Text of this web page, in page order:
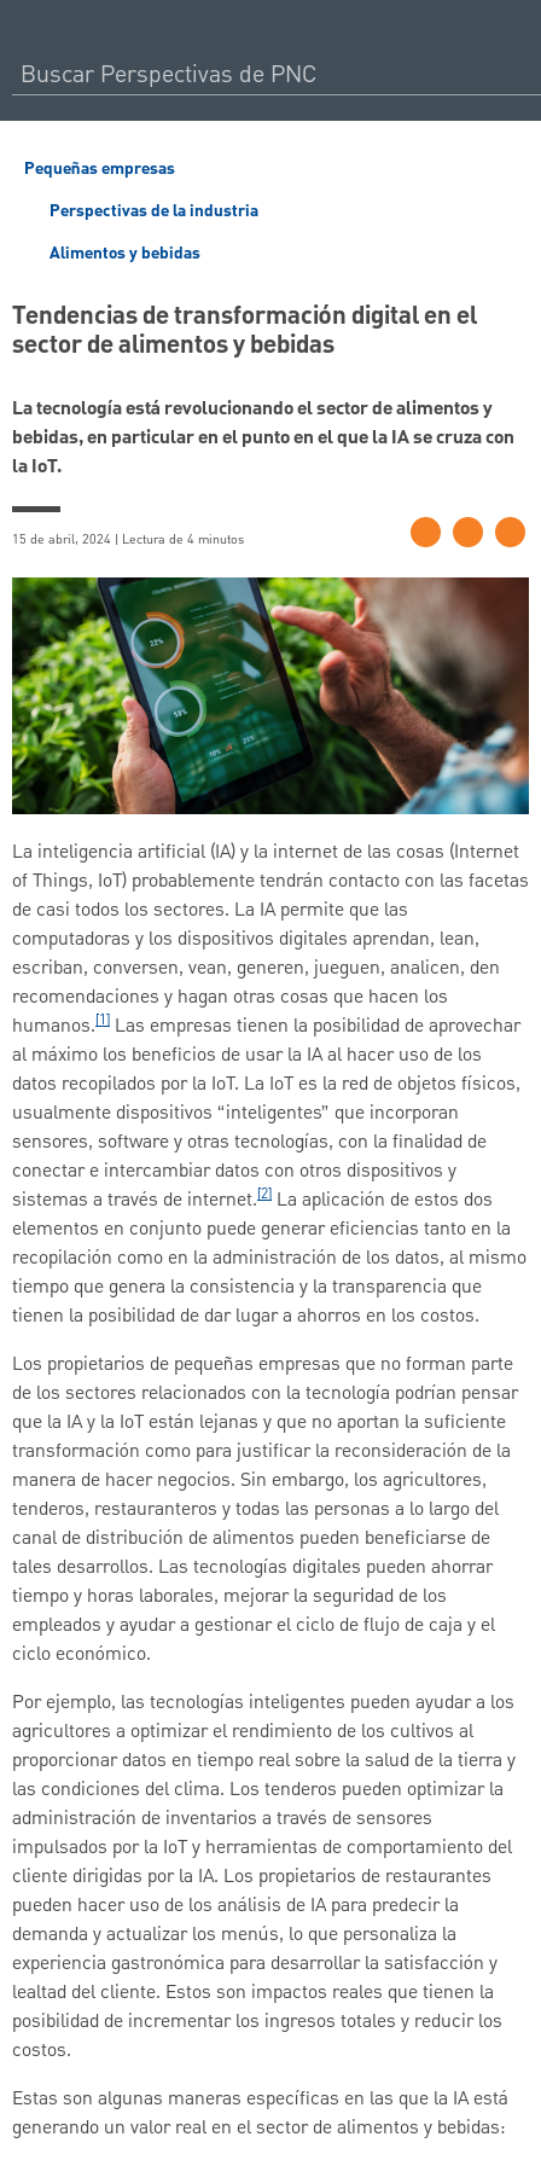
Pequeñas empresas
Perspectivas de la industria
Alimentos y bebidas
Tendencias de transformación digital en el
sector de alimentos y bebidas
La tecnología está revolucionando el sector de alimentos y
bebidas, en particular en el punto en el que la IA se cruza con
la IoT.
15 de abril, 2024 | Lectura de 4 minutos
La inteligencia artificial (IA) y la internet de las cosas (Internet
of Things, IoT) probablemente tendrán contacto con las facetas
de casi todos los sectores. La IA permite que las
computadoras y los dispositivos digitales aprendan, lean,
escriban, conversen, vean, generen, jueguen, analicen, den
recomendaciones y hagan otras cosas que hacen los
humanos.[1] Las empresas tienen la posibilidad de aprovechar
al máximo los beneficios de usar la IA al hacer uso de los
datos recopilados por la IoT. La IoT es la red de objetos físicos,
usualmente dispositivos “inteligentes” que incorporan
sensores, software y otras tecnologías, con la finalidad de
conectar e intercambiar datos con otros dispositivos y
sistemas a través de internet.[2] La aplicación de estos dos
elementos en conjunto puede generar eficiencias tanto en la
recopilación como en la administración de los datos, al mismo
tiempo que genera la consistencia y la transparencia que
tienen la posibilidad de dar lugar a ahorros en los costos.
Los propietarios de pequeñas empresas que no forman parte
de los sectores relacionados con la tecnología podrían pensar
que la IA y la IoT están lejanas y que no aportan la suficiente
transformación como para justificar la reconsideración de la
manera de hacer negocios. Sin embargo, los agricultores,
tenderos, restauranteros y todas las personas a lo largo del
canal de distribución de alimentos pueden beneficiarse de
tales desarrollos. Las tecnologías digitales pueden ahorrar
tiempo y horas laborales, mejorar la seguridad de los
empleados y ayudar a gestionar el ciclo de flujo de caja y el
ciclo económico.
Por ejemplo, las tecnologías inteligentes pueden ayudar a los
agricultores a optimizar el rendimiento de los cultivos al
proporcionar datos en tiempo real sobre la salud de la tierra y
las condiciones del clima. Los tenderos pueden optimizar la
administración de inventarios a través de sensores
impulsados por la IoT y herramientas de comportamiento del
cliente dirigidas por la IA. Los propietarios de restaurantes
pueden hacer uso de los análisis de IA para predecir la
demanda y actualizar los menús, lo que personaliza la
experiencia gastronómica para desarrollar la satisfacción y
lealtad del cliente. Estos son impactos reales que tienen la
posibilidad de incrementar los ingresos totales y reducir los
costos.
Estas son algunas maneras específicas en las que la IA está
generando un valor real en el sector de alimentos y bebidas: